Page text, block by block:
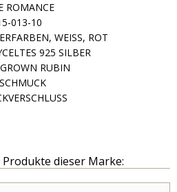
ROMANCE
013-10
WEISS, ROT
925 SILBER
RUBIN
dieser Marke: